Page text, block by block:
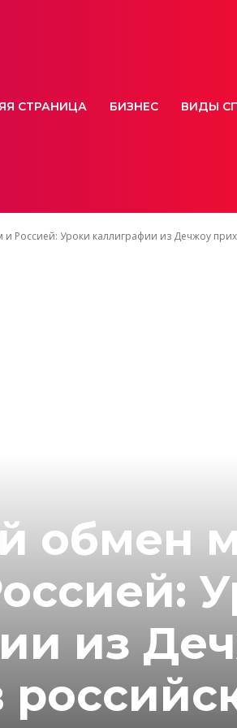
СТРАНИЦА БИЗНЕС ВИДЫ
Россией: Уроки каллиграфии из Дечжоу
обмен
из